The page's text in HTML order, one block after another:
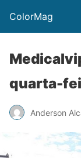
ColorMag
quarta-
Anderson